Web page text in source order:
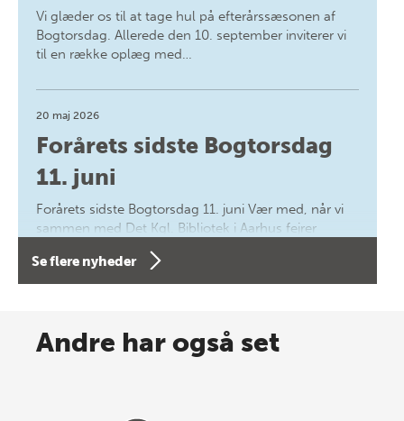
Vi glæder os til at tage hul på efterårssæsonen af
Bogtorsdag. Allerede den 10. september inviterer vi
til en række oplæg med…
20 maj 2026
Forårets sidste Bogtorsdag
11. juni
Forårets sidste Bogtorsdag 11. juni Vær med, når vi
sammen med Det Kgl. Bibliotek i Aarhus fejrer
forfatterne bag vores nyes…
Spar op til 70% til sommer-
Se flere nyheder
Andre har også set